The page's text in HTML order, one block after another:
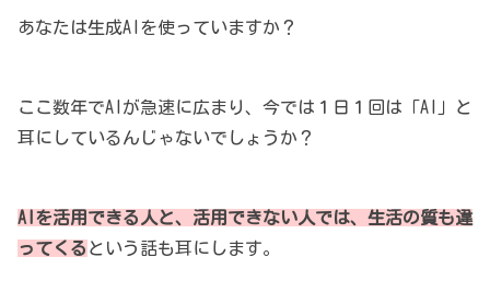
あなたは生成AIを使っていますか？
ここ数年でAIが急速に広まり、今では１日１回は「AI」と
耳にしているんじゃないでしょうか？
AIを活用できる人と、活用できない人では、生活の質も違
ってくる という話も耳にします。